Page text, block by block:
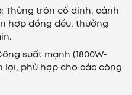
: Thùng trộn cố định, cánh
hợp đồng đều, thường
suất mạnh (1800W-
lợi, phù hợp cho các công